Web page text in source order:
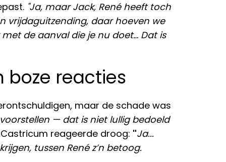
"Ja, maar Jack, René heeft toch
vrijdaguitzending, daar hoeven we
de aanval die je nu doet… Dat is
boze reacties
maar de schade was
— dat is niet lullig bedoeld
Castricum reageerde droog: "Ja...
tussen René z’n betoog.